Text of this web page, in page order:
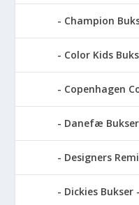
Champion
Color Kids
Copenhagen
Danefæ
Designers
Dickies Bukser